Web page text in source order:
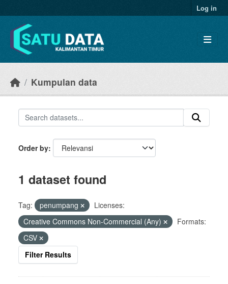
Log in
Kumpulan data
Order by
1 dataset found
Tag: penumpang
Licenses:
Creative Commons Non-Commercial (Any)
Formats:
CSV
Filter Results